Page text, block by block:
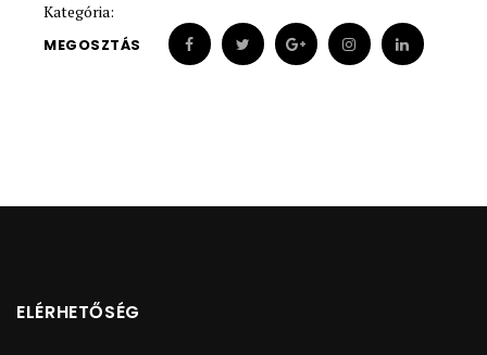
Kategória:
MEGOSZTÁS
ELÉRHETŐSÉG